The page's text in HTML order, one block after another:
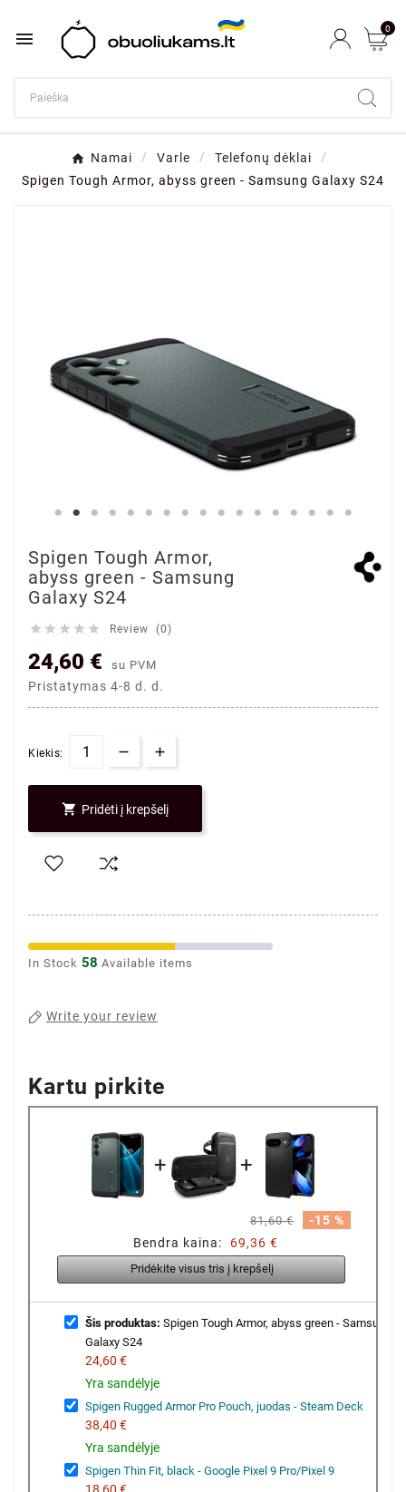
 0
Namai Varle
Telefonų dėklai
Spigen Tough Armor, abyss green - Samsung Galaxy S24
Spigen Tough Armor,
abyss green - Samsung
Galaxy S24
     Review (0)
24,60 € su PVM
Pristatymas 4-8 d. d.
Kiekis:
 Pridėti į krepšelį
In Stock 58 Available items
Write your review
Kartu pirkite
+ +
81,60 €
-15 %
Bendra kaina:
69,36 €
Pridėkite visus tris į krepšelį
Šis produktas: Spigen Tough Armor, abyss green - Samsung
Galaxy S24
24,60 €
Yra sandėlyje
Spigen Rugged Armor Pro Pouch, juodas - Steam Deck
38,40 €
Yra sandėlyje
Spigen Thin Fit, black - Google Pixel 9 Pro/Pixel 9